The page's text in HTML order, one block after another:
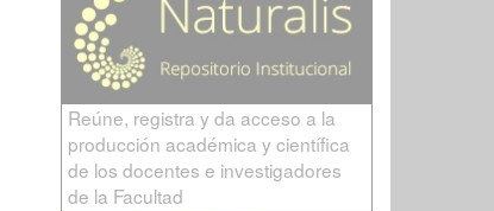
Reúne, registra y da acceso a la
producción académica y científica
de los docentes e investigadores
de la Facultad